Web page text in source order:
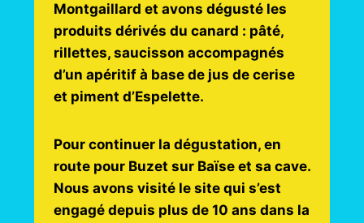
Montgaillard et avons dégusté les
produits dérivés du canard : pâté,
rillettes, saucisson accompagnés
d’un apéritif à base de jus de cerise
et piment d’Espelette.
Pour continuer la dégustation, en
route pour Buzet sur Baïse et sa cave.
Nous avons visité le site qui s’est
engagé depuis plus de 10 ans dans la